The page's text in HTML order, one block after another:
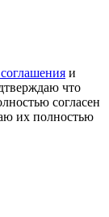
и
что
согласен
их полностью